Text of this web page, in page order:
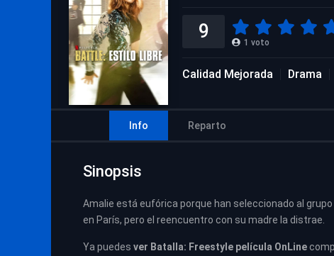
9 1 voto
Calidad Mejorada Drama
Info Reparto
Sinopsis
Amalie está eufórica porque han seleccionado al
en París, pero el reencuentro con su madre la distrae.
Ya puedes ver Batalla: Freestyle película OnLine